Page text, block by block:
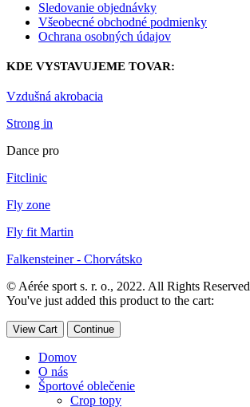
Sledovanie objednávky
Všeobecné obchodné podmienky
Ochrana osobných údajov
KDE VYSTAVUJEME TOVAR:
Vzdušná akrobacia
Strong in
Dance pro
Fitclinic
Fly zone
Fly fit Martin
Falkensteiner - Chorvátsko
© Aérée sport s. r. o., 2022. All Rights Reserved
You've just added this product to the cart:
View Cart Continue
Domov
O nás
Športové oblečenie
Crop topy